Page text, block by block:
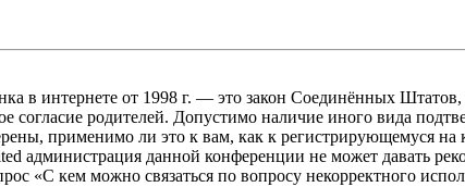
в интернете от 1998 г. — это закон Соединённых
родителей. Допустимо наличие иного вида
применимо ли это к вам, как к регистрирующемуся на
администрация данной конференции не может давать
«С кем можно связаться по вопросу некорректного